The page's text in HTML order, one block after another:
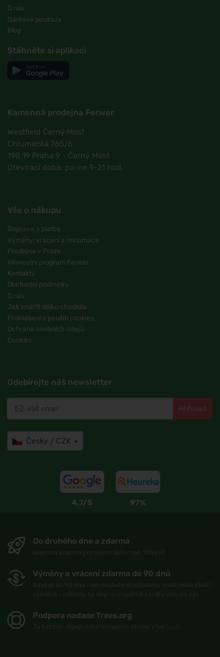
O nás
Dárkové poukazy
Blog
Stáhněte si aplikaci
Google Play
Kamenná prodejna Ferwer
Westfield Černý Most
Chlumecká 765/6
198 19 Praha 9 - Černý Most
Otevírací doba: po-ne 9-21 hod.
Vše o nákupu
Doprava a platby
Výměny, vrácení a reklamace
Prodejna v Praze
Věrnostní program Ferwer
Kontakty
Obchodní podmínky
O nás
Jak změřit délku chodidla
Prohlášení o použití cookies
Ochrana osobních údajů
Cookies
Odebírejte náš newsletter
Přihlásit
Česky / CZK
4,7/5 97%
Do druhého dne a zdarma
Výměny a vrácení zdarma do 90 dnů
Podpora nadace Trees.org